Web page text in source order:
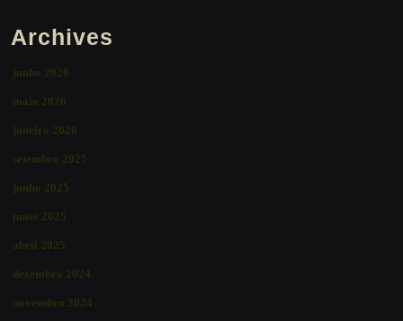
Archives
junho 2026
maio 2026
janeiro 2026
setembro 2025
junho 2025
maio 2025
abril 2025
dezembro 2024
novembro 2024